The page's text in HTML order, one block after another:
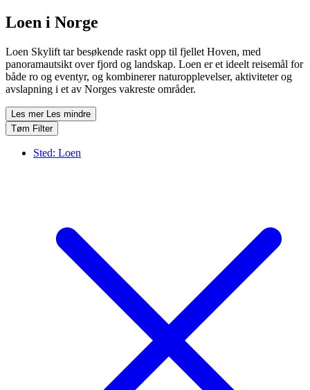
Loen i Norge
Loen Skylift tar besøkende raskt opp til fjellet Hoven, med
panoramautsikt over fjord og landskap. Loen er et ideelt reisemål for
både ro og eventyr, og kombinerer naturopplevelser, aktiviteter og
avslapning i et av Norges vakreste områder.
Les mer Les mindre
Tøm Filter
Sted: Loen